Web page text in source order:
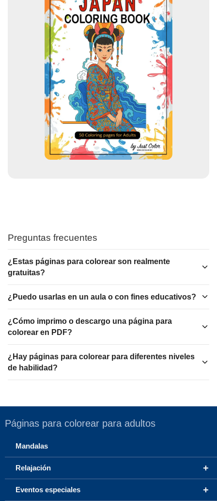
Preguntas frecuentes
¿Estas páginas para colorear son realmente
gratuitas?
¿Puedo usarlas en un aula o con fines educativos?
¿Cómo imprimo o descargo una página para
colorear en PDF?
¿Hay páginas para colorear para diferentes niveles
de habilidad?
Páginas para colorear para adultos
Mandalas
+
Relajación
+
Eventos especiales